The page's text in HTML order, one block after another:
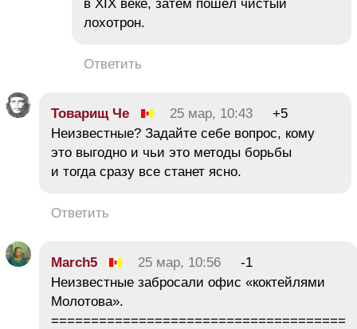
в XIX веке, затем пошёл чистый
лохотрон.
Ответить
Товарищ Че 25 мар, 10:43
+5
Неизвестные? Задайте себе вопрос, кому
это выгодно и чьи это методы борьбы
и тогда сразу все станет ясно.
Ответить
March5 25 мар, 10:56
-1
Неизвестные забросали офис «коктейлями
Молотова».
=====================================